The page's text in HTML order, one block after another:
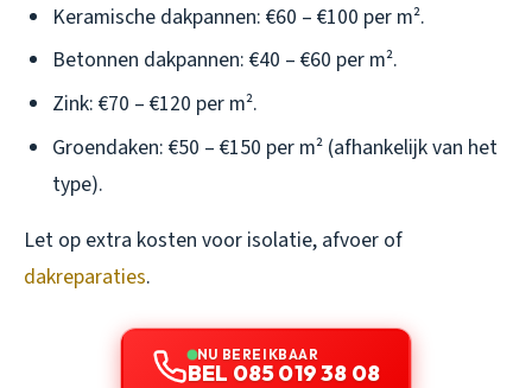
Keramische dakpannen: €60 – €100 per m².
Betonnen dakpannen: €40 – €60 per m².
Zink: €70 – €120 per m².
Groendaken: €50 – €150 per m² (afhankelijk van het
type).
Let op extra kosten voor isolatie, afvoer of
dakreparaties.
NU BEREIKBAAR
BEL 085 019 38 08